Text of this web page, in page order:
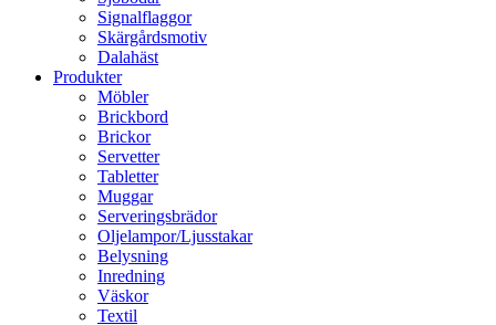
Signalflaggor
Skärgårdsmotiv
Dalahäst
Produkter
Möbler
Brickbord
Brickor
Servetter
Tabletter
Muggar
Serveringsbrädor
Oljelampor/Ljusstakar
Belysning
Inredning
Väskor
Textil